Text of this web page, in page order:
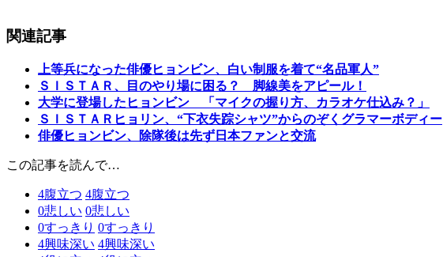
関連記事
上等兵になった俳優ヒョンビン、白い制服を着て“名品軍人”
ＳＩＳＴＡＲ、目のやり場に困る？ 脚線美をアピール！
大学に登場したヒョンビン 「マイクの握り方、カラオケ仕込み？」
ＳＩＳＴＡＲヒョリン、“下衣失踪シャツ”からのぞくグラマーボディー
俳優ヒョンビン、除隊後は先ず日本ファンと交流
この記事を読んで…
4腹立つ 4腹立つ
0悲しい 0悲しい
0すっきり 0すっきり
4興味深い 4興味深い